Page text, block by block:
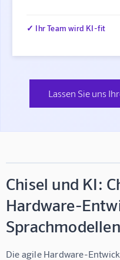
✓ Ihr Team wird KI-fit
Lassen Sie uns
Chisel und KI:
Hardware-
Sprachmodellen
Die agile Hardware-